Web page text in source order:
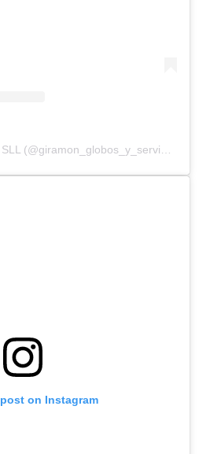
A post shared by Giramon SLL (@giramon_globos_y_servicios)
on Instagram